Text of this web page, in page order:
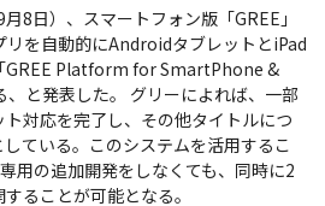
8日）、スマートフォン版「GREE」
リを自動的にAndroidタブレットとiPad
GREE Platform for SmartPhone &
と発表した。
グリーによれば、一部
対応を完了し、その他タイトルにつ
ている。このシステムを活用するこ
用の追加開発をしなくても、同時に2
ることが可能となる。